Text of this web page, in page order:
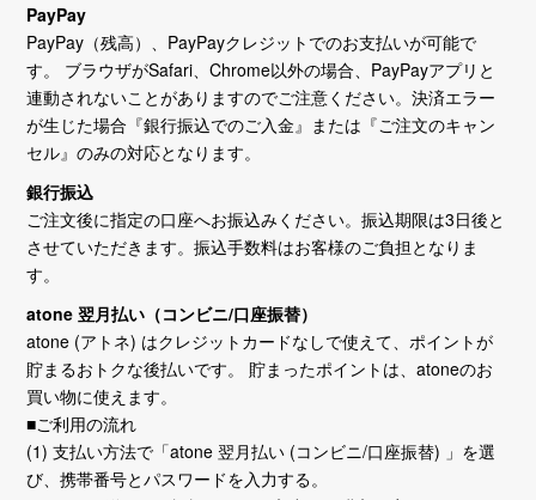
PayPay
PayPay（残高）、PayPayクレジットでのお支払いが可能で
す。 ブラウザがSafari、Chrome以外の場合、PayPayアプリと
連動されないことがありますのでご注意ください。決済エラー
が生じた場合『銀行振込でのご入金』または『ご注文のキャン
セル』のみの対応となります。
銀行振込
ご注文後に指定の口座へお振込みください。振込期限は3日後と
させていただきます。振込手数料はお客様のご負担となりま
す。
atone 翌月払い（コンビニ/口座振替）
atone (アトネ) はクレジットカードなしで使えて、ポイントが
貯まるおトクな後払いです。 貯まったポイントは、atoneのお
買い物に使えます。
■ご利用の流れ
(1) 支払い方法で「atone 翌月払い (コンビニ/口座振替) 」を選
び、携帯番号とパスワードを入力する。